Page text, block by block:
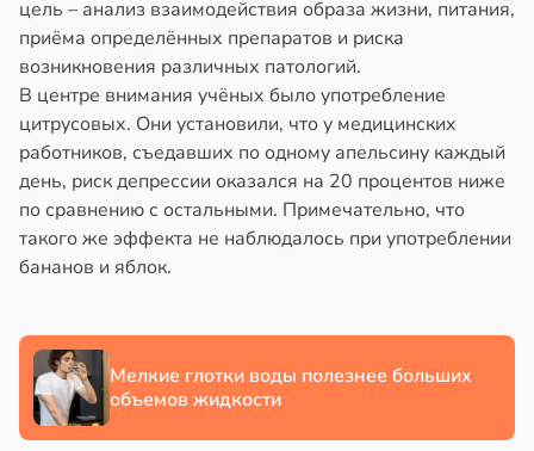
цель – анализ взаимодействия образа жизни, питания,
приёма определённых препаратов и риска
возникновения различных патологий.
В центре внимания учёных было употребление
цитрусовых. Они установили, что у медицинских
работников, съедавших по одному апельсину каждый
день, риск депрессии оказался на 20 процентов ниже
по сравнению с остальными. Примечательно, что
такого же эффекта не наблюдалось при употреблении
бананов и яблок.
Мелкие глотки воды полезнее больших
объемов жидкости
в